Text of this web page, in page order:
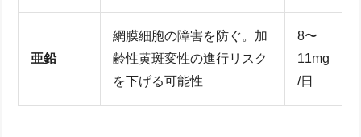
亜鉛
網膜細胞の障害を防ぐ。加
齢性黄斑変性の進行リスク
を下げる可能性
8〜
11mg
/日